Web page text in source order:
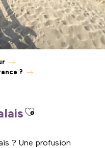
?
Ajouter aux
? Une profusion